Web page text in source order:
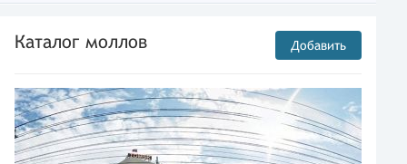
Каталог моллов Добавить